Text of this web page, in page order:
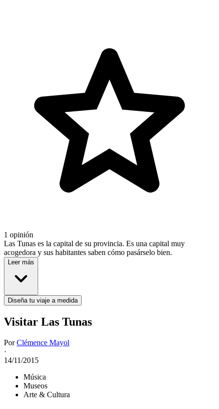
1 opinión
Las Tunas es la capital de su provincia. Es una capital muy
acogedora y sus habitantes saben cómo pasárselo bien.
Leer más
Diseña tu viaje a medida
Visitar Las Tunas
PorClémence Mayol
·
14/11/2015
Música
Museos
Arte & Cultura